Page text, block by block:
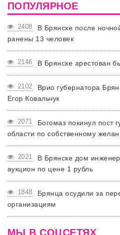
ПОПУЛЯРНОЕ
2408
В Брянске после
ранены 13 человек
2146 В Брянске арестован
2102
Врио губернатора
Егор Ковальчук
2071
Богомаз покинул пост
области по собственному
2021
В Брянске дом
аукцион по цене 1 рубль
1848
Брянца осудили за
организациям
МЫ В СОЦСЕТЯХ